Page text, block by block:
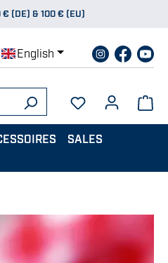
€ (DE) & 100 € (EU)
English
SALES